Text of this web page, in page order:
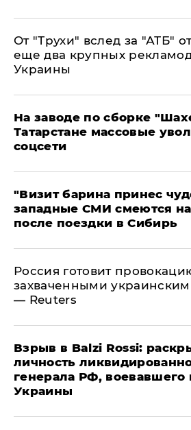
От "Трухи" вслед за "АТБ"
еще два крупных
Украины
На заводе по сборке
Татарстане массовые
соцсети
"Визит барина принес
западные СМИ смеются
после поездки в Сибирь
​Россия готовит
захваченными
— Reuters
​Взрыв в Balzi Rossi:
личность
генерала РФ, воевавшего
Украины